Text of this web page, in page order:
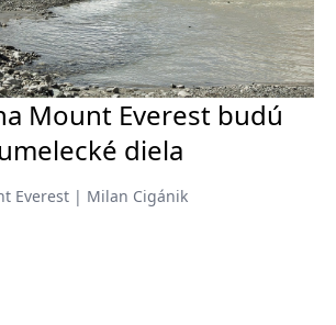
Mount Everest budú
diela
Everest | Milan Cigánik